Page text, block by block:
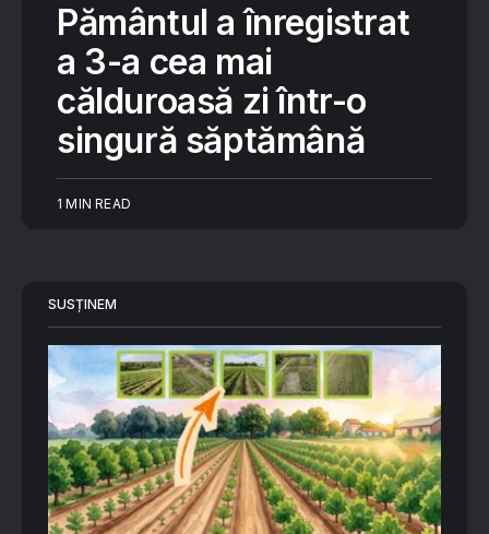
Pământul a înregistrat
a 3-a cea mai
călduroasă zi într-o
singură săptămână
1 MIN READ
SUSȚINEM